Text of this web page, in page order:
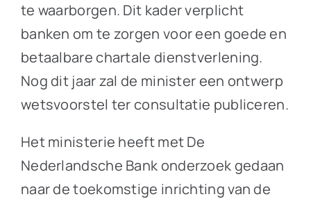
te waarborgen. Dit kader verplicht
banken om te zorgen voor een goede en
betaalbare chartale dienstverlening.
Nog dit jaar zal de minister een ontwerp
wetsvoorstel ter consultatie publiceren.
Het ministerie heeft met De
Nederlandsche Bank onderzoek gedaan
naar de toekomstige inrichting van de